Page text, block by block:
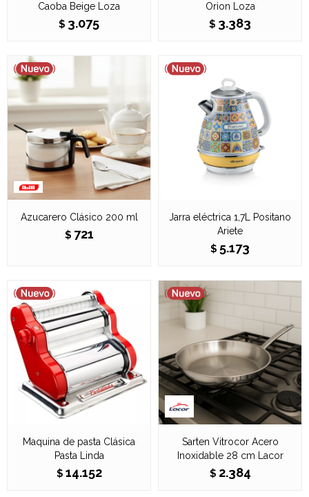
Caoba Beige Loza
$ 3.075
Orion Loza
$ 3.383
Azucarero Clásico 200 ml
$ 721
Jarra eléctrica 1,7L Positano
Ariete
$ 5.173
Maquina de pasta Clásica
Pasta Linda
$ 14.152
Sarten Vitrocor Acero
Inoxidable 28 cm Lacor
$ 2.384